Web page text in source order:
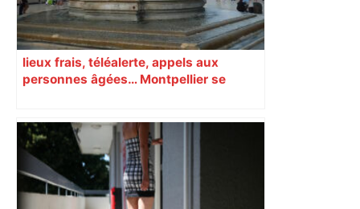
lieux frais, téléalerte, appels aux
personnes âgées… Montpellier se